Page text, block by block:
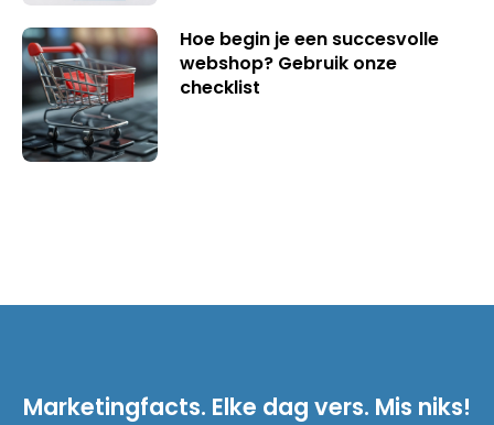
Hoe begin je een succesvolle
webshop? Gebruik onze
checklist
Marketingfacts. Elke dag vers. Mis niks!